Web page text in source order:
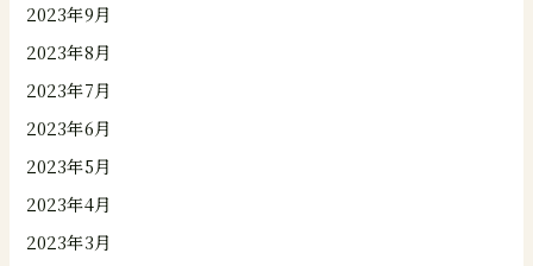
2023年9月
2023年8月
2023年7月
2023年6月
2023年5月
2023年4月
2023年3月